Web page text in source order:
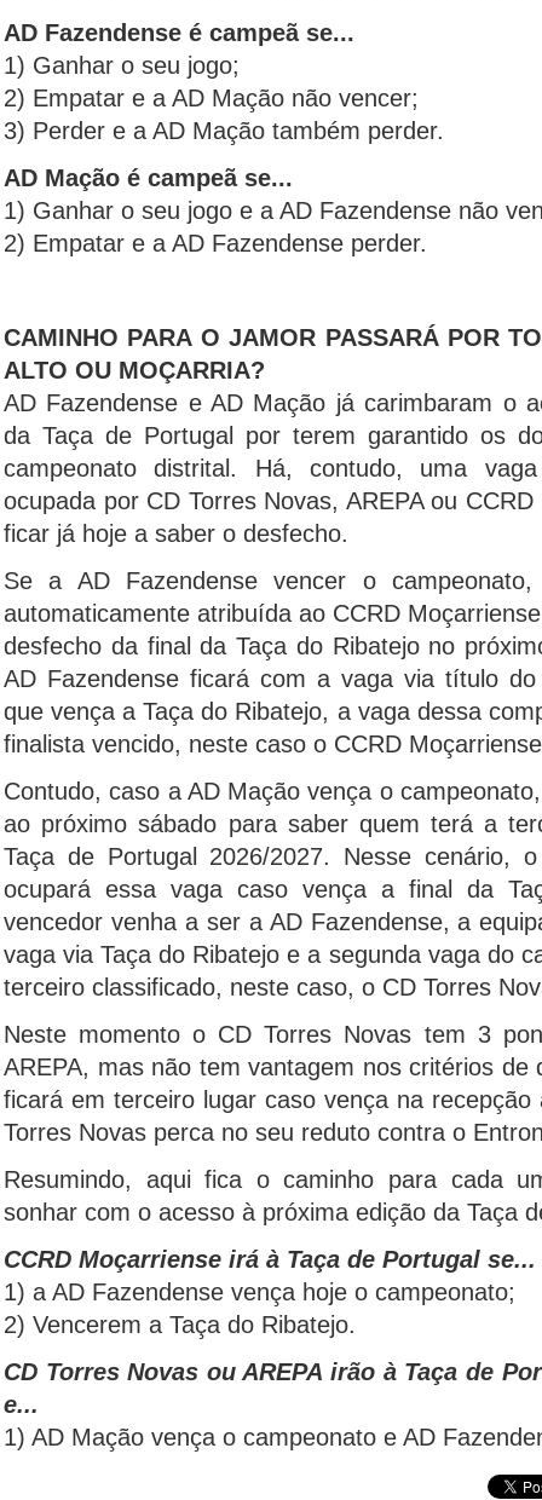
AD Fazendense é campeã se...
1) Ganhar o seu jogo;
2) Empatar e a AD Mação não vencer;
3) Perder e a AD Mação também perder.
AD Mação é campeã se...
1) Ganhar o seu jogo e a AD Fazendense não
2) Empatar e a AD Fazendense perder.
CAMINHO PARA O JAMOR PASSARÁ POR
ALTO OU MOÇARRIA?
AD Fazendense e AD Mação já carimbaram o
da Taça de Portugal por terem garantido os
campeonato distrital. Há, contudo, uma
ocupada por CD Torres Novas, AREPA ou
ficar já hoje a saber o desfecho.
Se a AD Fazendense vencer o
automaticamente atribuída ao CCRD
desfecho da final da Taça do Ribatejo no
AD Fazendense ficará com a vaga via título
que vença a Taça do Ribatejo, a vaga dessa
finalista vencido, neste caso o CCRD
Contudo, caso a AD Mação vença o
ao próximo sábado para saber quem terá a
Taça de Portugal 2026/2027. Nesse cenário,
ocupará essa vaga caso vença a final da
vencedor venha a ser a AD Fazendense, a
vaga via Taça do Ribatejo e a segunda vaga do
terceiro classificado, neste caso, o CD Torres
Neste momento o CD Torres Novas tem 3
AREPA, mas não tem vantagem nos critérios de
ficará em terceiro lugar caso vença na
Torres Novas perca no seu reduto contra o
Resumindo, aqui fica o caminho para cada
sonhar com o acesso à próxima edição da Taça
CCRD Moçarriense irá à Taça de Portugal se...
1) a AD Fazendense vença hoje o campeonato;
2) Vencerem a Taça do Ribatejo.
CD Torres Novas ou AREPA irão à Taça de
e...
1) AD Mação vença o campeonato e AD